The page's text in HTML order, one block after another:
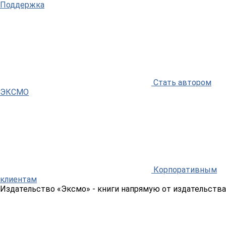
Поддержка
Стать автором
ЭКСМО
Корпоративным
клиентам
Издательство «Эксмо» - книги напрямую от издательства